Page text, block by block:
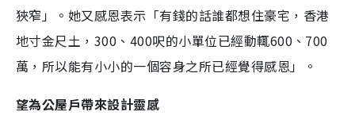
狹窄」。她又感恩表示「有錢的話誰都想住豪宅，香港
地寸金尺土，300、400呎的小單位已經動輒600、700
萬，所以能有小小的一個容身之所已經覺得感恩」。
望為公屋戶帶來設計靈感